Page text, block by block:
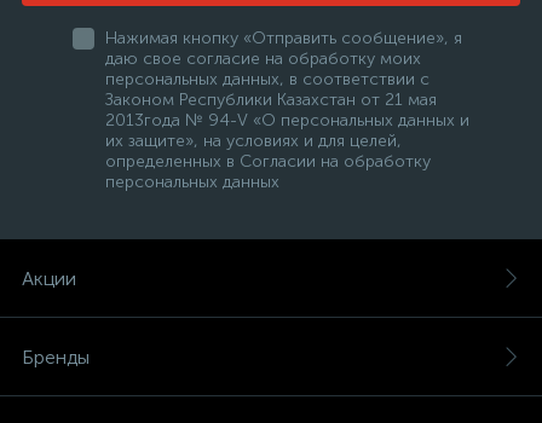
Нажимая кнопку «Отправить сообщение», я
даю свое согласие на обработку моих
персональных данных, в соответствии с
Законом Республики Казахстан от 21 мая
2013года № 94-V «О персональных данных и
их защите», на условиях и для целей,
определенных в Согласии на обработку
персональных данных
Акции
Бренды